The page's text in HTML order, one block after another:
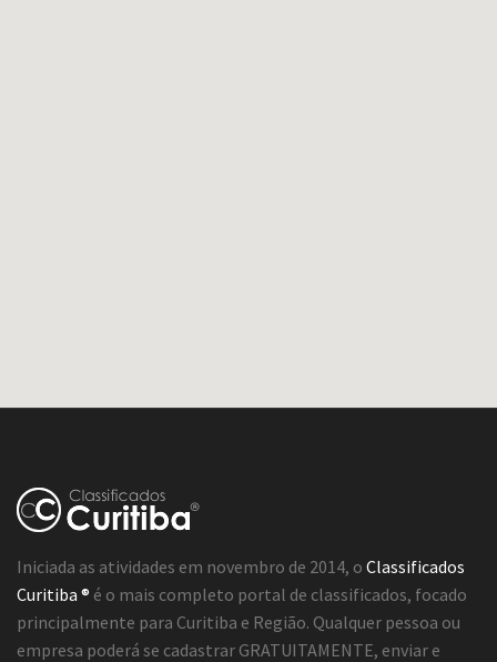
Iniciada as atividades em novembro de 2014, o Classificados
Curitiba ® é o mais completo portal de classificados, focado
principalmente para Curitiba e Região. Qualquer pessoa ou
empresa poderá se cadastrar GRATUITAMENTE, enviar e